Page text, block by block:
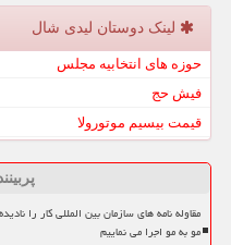
لینک دوستان لیدی شال
حوزه های انتخابیه مجلس
فیش حج
قیمت بیسیم موتورولا
مقاوله نامه های سازمان بین المللی کار را
مو به مو اجرا می نماییم